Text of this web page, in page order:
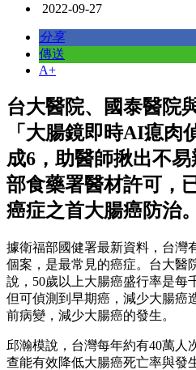
2022-09-27
分享
傳送
A+
台大醫院、國泰醫院
「大腸鏡即時AI瘜肉
成6，助醫師揪出不
部食藥署醫材許可，
癌症之首大腸癌防治。
據衛福部國健署最新資料，台灣
個案，是最常見的癌症。台大醫
說，50歲以上大腸癌盛行率是每
但可偵測到早期癌，減少大腸癌
前病變，減少大腸癌的發生。
邱瀚模說，台灣每年約有40萬人
查能有效降低大腸癌死亡率與發